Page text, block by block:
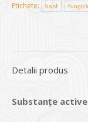
Etichete:
basf
Detalii produs
Substanțe active